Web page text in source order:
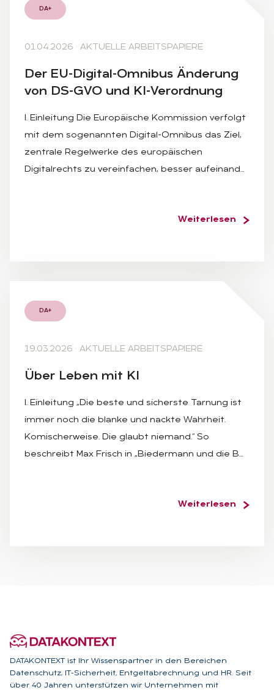
DA+
01.04.2026 · AKTUELLE ARBEITSPAPIERE
Der EU-Di­gi­tal-Om­ni­bus Än­de­rung
von DS-GVO und KI-Ver­ord­nung
I. Einleitung Die Europäische Kommission verfolgt
mit dem sogenannten Digital-Omnibus das Ziel,
zentrale Regelwerke des europäischen
Digitalrechts zu vereinfachen, besser aufeinand…
Weiterlesen
DA+
19.03.2026 · AKTUELLE ARBEITSPAPIERE
Über Le­ben mit KI
I. Einleitung „Die beste und sicherste Tarnung ist
immer noch die blanke und nackte Wahrheit.
Komischerweise. Die glaubt niemand.“ So
beschreibt Max Frisch in „Biedermann und die B…
Weiterlesen
DATAKONTEXT ist Ihr Wissenspartner in den Bereichen
Datenschutz, IT-Sicherheit, Entgeltabrechnung und HR. Seit
über 40 Jahren unterstützen wir Unternehmen mit